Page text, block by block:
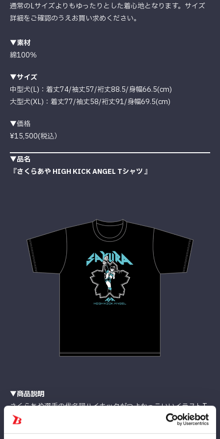
通常のLサイズよりもゆったりとした着心地となります。サイズ
詳細をご確認のうえお買い求めください。
▼素材
綿100％
▼サイズ
中型犬(L)：着丈74/袖丈57/裄丈88.5/身幅66.5(cm)
大型犬(XL)：着丈77/袖丈58/裄丈91/身幅69.5(cm)
▼価格
¥15,500(税込）
▼品名
『さくらあや HIGH KICK ANGEL Tシャツ 』
▼商品説明
さくらあや選手の代名詞ハイキックがつよかっこいいイラストT
になって登場！
ポニーテール×ハイキック×桜モチーフでさくらあやの魅力マシ